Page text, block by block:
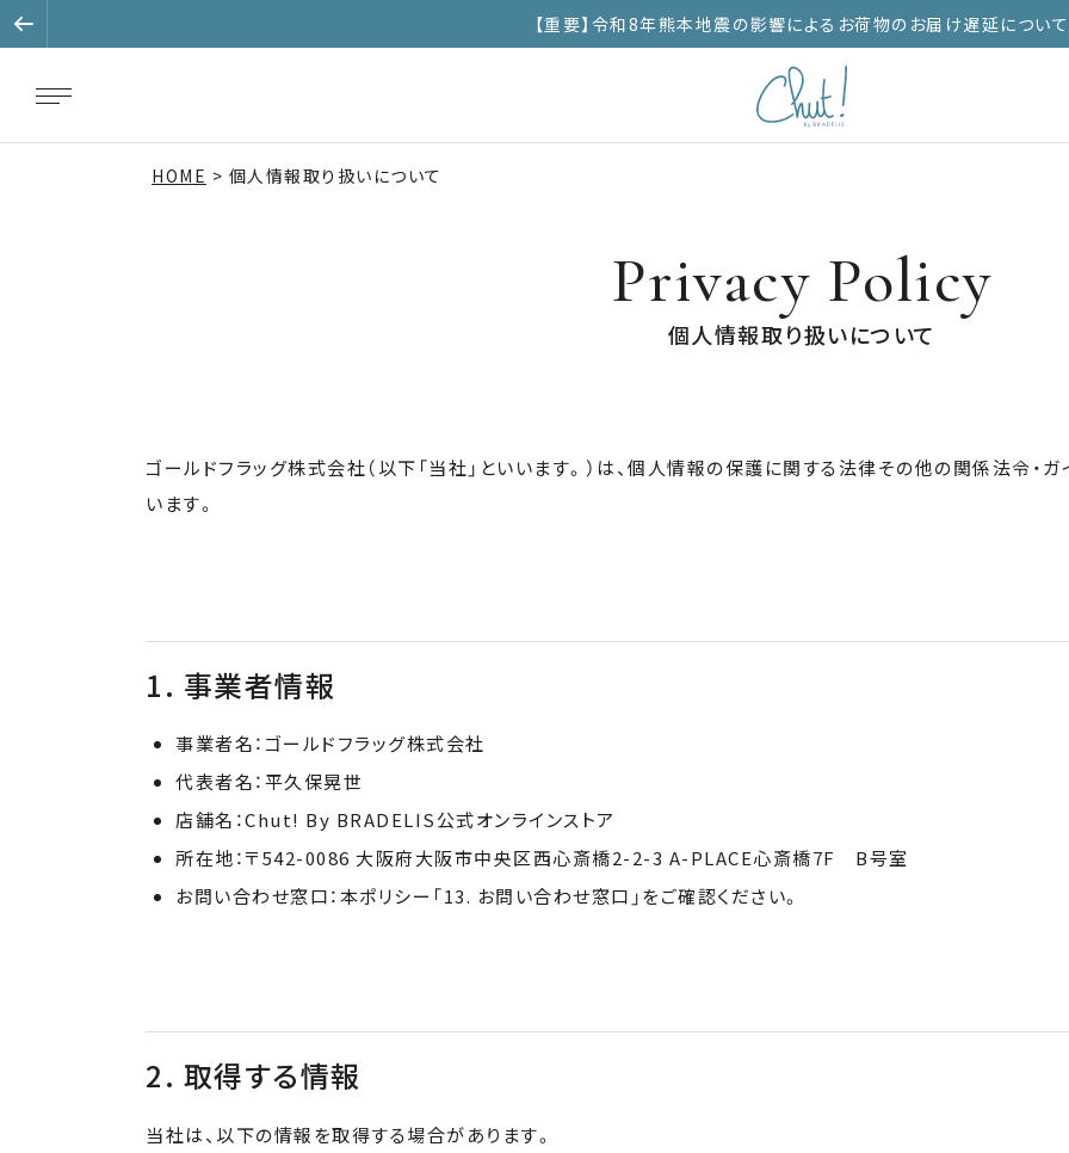
【重要】令和8年熊本地震の影響によるお荷物のお届け遅延について
HOME 個人情報取り扱いについて
Privacy Policy
個人情報取り扱いについて
ゴールドフラッグ株式会社（以下「当社」といいます。）は、個人情報の保護に関する法律その他の関係法令・
います。
1. 事業者情報
事業者名：ゴールドフラッグ株式会社
代表者名：平久保晃世
店舗名：Chut! By BRADELIS公式オンラインストア
所在地：〒542-0086 大阪府大阪市中央区西心斎橋2-2-3 A-PLACE心斎橋7F B号室
お問い合わせ窓口：本ポリシー「13. お問い合わせ窓口」をご確認ください。
2. 取得する情報
当社は、以下の情報を取得する場合があります。